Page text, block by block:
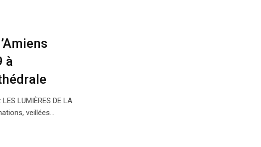
à
LUMIÈRES DE LA
veillées…